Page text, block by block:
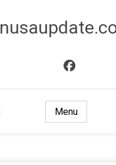
Menu